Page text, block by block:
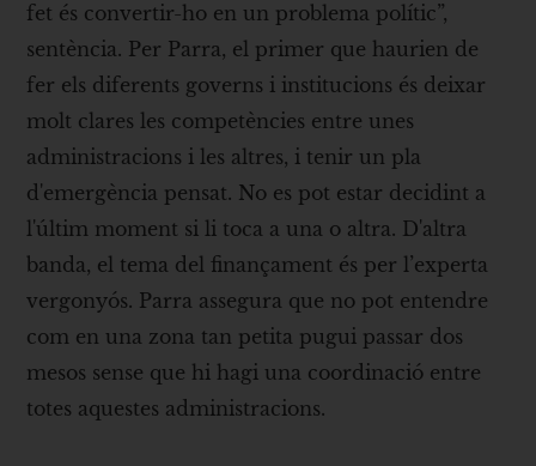
fet és convertir-ho en un problema polític”,
sentència. Per Parra, el primer que haurien de
fer els diferents governs i institucions és deixar
molt clares les competències entre unes
administracions i les altres, i tenir un pla
d'emergència pensat. No es pot estar decidint a
l'últim moment si li toca a una o altra. D'altra
banda, el tema del finançament és per l’experta
vergonyós. Parra assegura que no pot entendre
com en una zona tan petita pugui passar dos
mesos sense que hi hagi una coordinació entre
totes aquestes administracions.